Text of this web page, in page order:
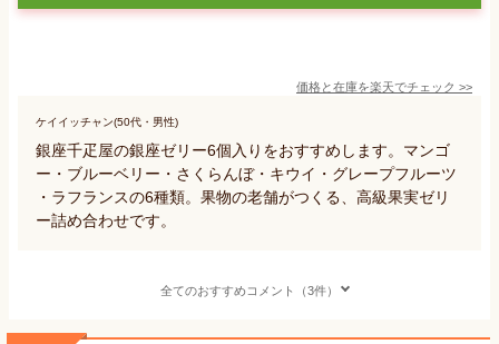
価格と在庫を楽天でチェック >>
ケイイッチャン(50代・男性)
銀座千疋屋の銀座ゼリー6個入りをおすすめします。マンゴ
ー・ブルーベリー・さくらんぼ・キウイ・グレープフルーツ
・ラフランスの6種類。果物の老舗がつくる、高級果実ゼリ
ー詰め合わせです。
全てのおすすめコメント（3件）